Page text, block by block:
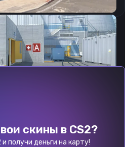
на
09.08.2026
еженедельно обновлять,
настройками игрока.
скины в CS2?
получи деньги на карту!